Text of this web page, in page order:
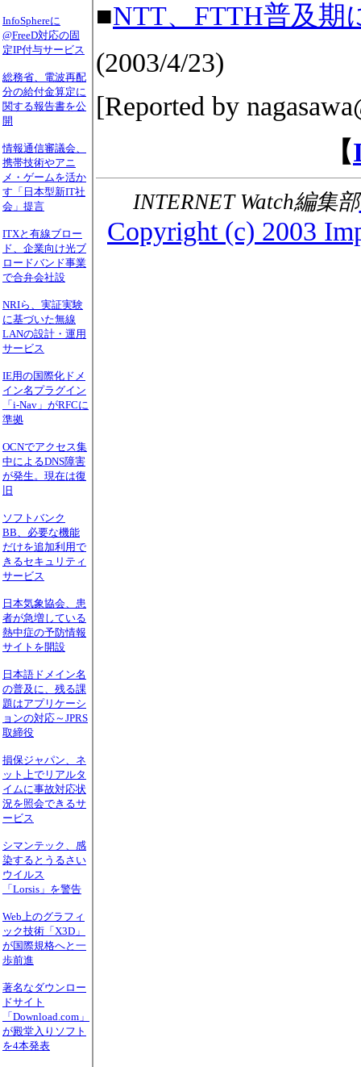
InfoSphereに
@FreeD対応の固
定IP付与サービス
総務省、電波再配
分の給付金算定に
関する報告書を公
開
情報通信審議会、
携帯技術やアニ
メ・ゲームを活か
す「日本型新IT社
会」提言
ITXと有線ブロー
ド、企業向け光ブ
ロードバンド事業
で合弁会社設
NRIら、実証実験
に基づいた無線
LANの設計・運用
サービス
IE用の国際化ドメ
イン名プラグイン
「i-Nav」がRFCに
準拠
OCNでアクセス集
中によるDNS障害
が発生。現在は復
旧
ソフトバンク
BB、必要な機能
だけを追加利用で
きるセキュリティ
サービス
日本気象協会、患
者が急増している
熱中症の予防情報
サイトを開設
日本語ドメイン名
の普及に、残る課
題はアプリケーシ
ョンの対応～JPRS
取締役
損保ジャパン、ネ
ット上でリアルタ
イムに事故対応状
況を照会できるサ
ービス
シマンテック、感
染するとうるさい
ウイルス
「Lorsis」を警告
Web上のグラフィ
ック技術「X3D」
が国際規格へと一
歩前進
著名なダウンロー
ドサイト
「Download.com」
が殿堂入りソフト
を4本発表
■NTT、FTTH普及期
(2003/4/23)
[Reported by
【
INTERNET Watch編集部
Copyright (c) 2003